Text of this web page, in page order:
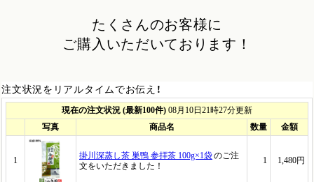
たくさんのお客様に
ご購入いただいております！
注文状況をリアルタイムでお伝え！